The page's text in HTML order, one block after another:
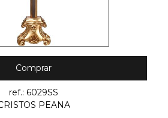
Comprar
ref.: 6029SS
PEANA